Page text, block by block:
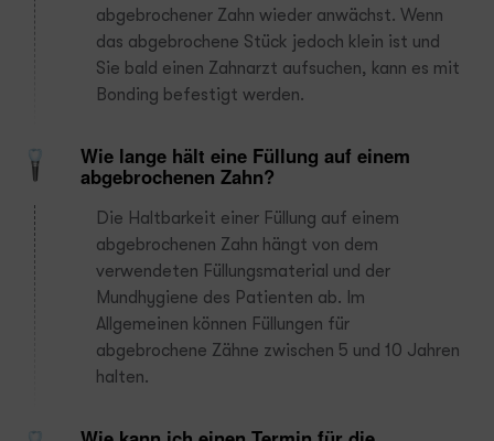
abgebrochener Zahn wieder anwächst. Wenn
das abgebrochene Stück jedoch klein ist und
Sie bald einen Zahnarzt aufsuchen, kann es mit
Bonding befestigt werden.
Wie lange hält eine Füllung auf einem
abgebrochenen Zahn?
Die Haltbarkeit einer Füllung auf einem
abgebrochenen Zahn hängt von dem
verwendeten Füllungsmaterial und der
Mundhygiene des Patienten ab. Im
Allgemeinen können Füllungen für
abgebrochene Zähne zwischen 5 und 10 Jahren
halten.